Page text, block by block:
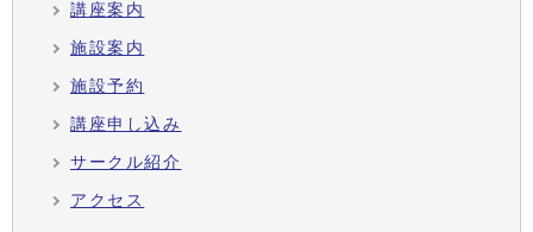
講座案内
施設案内
施設予約
講座申し込み
サークル紹介
アクセス